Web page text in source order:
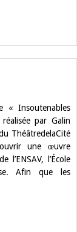
« Insoutenables
par Galin
ThéâtredelaCité
une œuvre
l’École
Afin que les